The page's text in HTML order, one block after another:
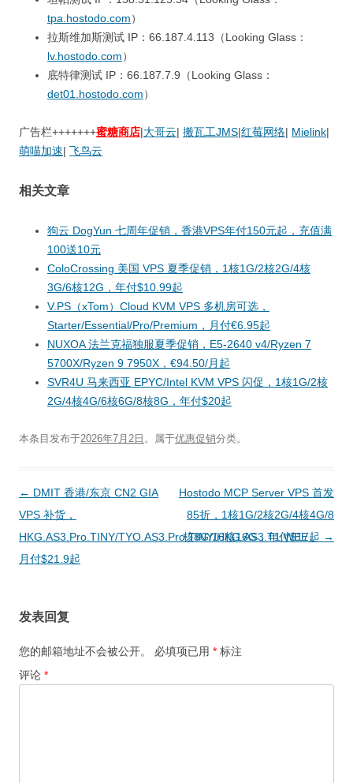
tpa.hostodo.com）
拉斯维加斯测试 IP：66.187.4.113（Looking Glass：
lv.hostodo.com）
底特律测试 IP：66.187.7.9（Looking Glass：
det01.hostodo.com）
广告栏+++++++蜜糖商店|大哥云| 搬瓦工JMS|红莓网络| Mielink|
萌喵加速| 飞鸟云
相关文章
狗云 DogYun 七周年促销，香港VPS年付150元起，充值满
100送10元
ColoCrossing 美国 VPS 夏季促销，1核1G/2核2G/4核
3G/6核12G，年付$10.99起
V.PS（xTom）Cloud KVM VPS 多机房可选，
Starter/Essential/Pro/Premium，月付€6.95起
NUXOA 法兰克福独服夏季促销，E5-2640 v4/Ryzen 7
5700X/Ryzen 9 7950X，€94.50/月起
SVR4U 马来西亚 EPYC/Intel KVM VPS 闪促，1核1G/2核
2G/4核4G/6核6G/8核8G，年付$20起
本条目发布于2026年7月2日 。属于优惠促销分类。
文
章
导
航
← DMIT 香港/东京 CN2 GIA
VPS 补货，
HKG.AS3.Pro.TINY/TYO.AS3.Pro.TINY/HKG.AS3.T1.WEE，
月付$21.9起
Hostodo MCP Server VPS 首发
85折，1核1G/2核2G/4核4G/8
核8G/16核16G，年付$17起 →
发表回复
您的邮箱地址不会被公开。 必填项已用 * 标注
评论 *